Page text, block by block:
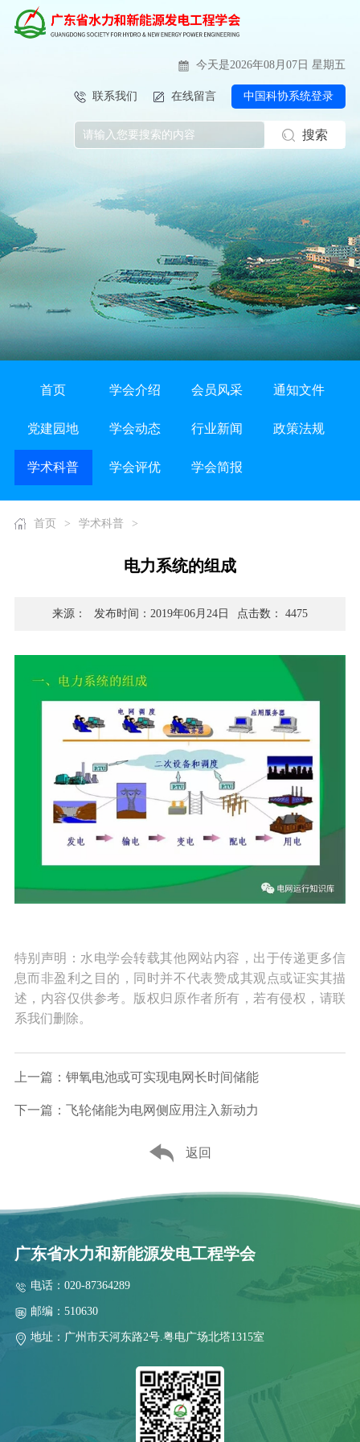
今天是2026年08月07日 星期五
联系我们 在线留言 中国科协系统登录
搜索
首页 学会介绍 会员风采 通知文件
党建园地 学会动态 行业新闻 政策法规
学术科普 学会评优 学会简报
首页 > 学术科普 >
电力系统的组成
来源： 发布时间：2019年06月24日 点击数： 4475
特别声明：水电学会转载其他网站内容，出于传递更多信
息而非盈利之目的，同时并不代表赞成其观点或证实其描
述，内容仅供参考。版权归原作者所有，若有侵权，请联
系我们删除。
上一篇：钾氧电池或可实现电网长时间储能
下一篇：飞轮储能为电网侧应用注入新动力
返回
广东省水力和新能源发电工程学会
电话：020-87364289
邮编：510630
地址：广州市天河东路2号.粤电广场北塔1315室